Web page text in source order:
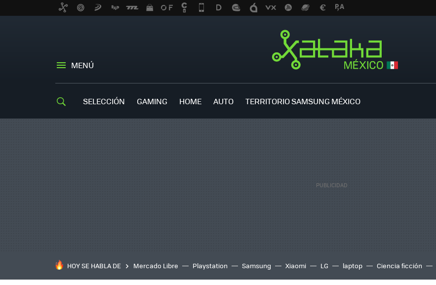
MENÚ
SELECCIÓN GAMING HOME AUTO TERRITORIO SAMSUNG MÉXICO
HOY SE HABLA DE Mercado Libre Playstation Samsung Xiaomi LG laptop Ciencia ficción